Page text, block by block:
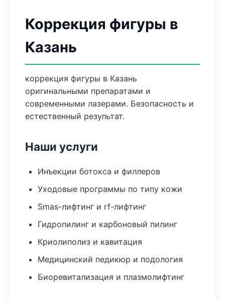
Коррекция фигуры в
Казань
коррекция фигуры в Казань
оригинальными препаратами и
современными лазерами. Безопасность и
естественный результат.
Наши услуги
Инъекции ботокса и филлеров
Уходовые программы по типу кожи
Smas-лифтинг и rf-лифтинг
Гидропилинг и карбоновый пилинг
Криолиполиз и кавитация
Медицинский педикюр и подология
Биоревитализация и плазмолифтинг